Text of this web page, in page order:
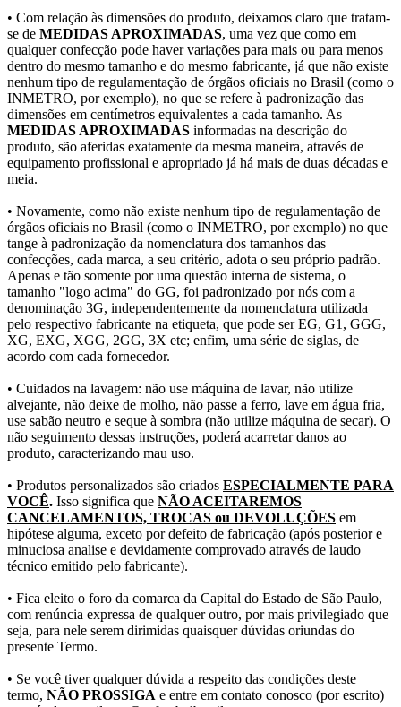
• Com relação às dimensões do produto, deixamos claro que tratam-
se de MEDIDAS APROXIMADAS, uma vez que como em
qualquer confecção pode haver variações para mais ou para menos
dentro do mesmo tamanho e do mesmo fabricante, já que não existe
nenhum tipo de regulamentação de órgãos oficiais no Brasil (como o
INMETRO, por exemplo), no que se refere à padronização das
dimensões em centímetros equivalentes a cada tamanho. As
MEDIDAS APROXIMADAS informadas na descrição do
produto, são aferidas exatamente da mesma maneira, através de
equipamento profissional e apropriado já há mais de duas décadas e
meia.
• Novamente, como não existe nenhum tipo de regulamentação de
órgãos oficiais no Brasil (como o INMETRO, por exemplo) no que
tange à padronização da nomenclatura dos tamanhos das
confecções, cada marca, a seu critério, adota o seu próprio padrão.
Apenas e tão somente por uma questão interna de sistema, o
tamanho "logo acima" do GG, foi padronizado por nós com a
denominação 3G, independentemente da nomenclatura utilizada
pelo respectivo fabricante na etiqueta, que pode ser EG, G1, GGG,
XG, EXG, XGG, 2GG, 3X etc; enfim, uma série de siglas, de
acordo com cada fornecedor.
• Cuidados na lavagem: não use máquina de lavar, não utilize
alvejante, não deixe de molho, não passe a ferro, lave em água fria,
use sabão neutro e seque à sombra (não utilize máquina de secar). O
não seguimento dessas instruções, poderá acarretar danos ao
produto, caracterizando mau uso.
• Produtos personalizados são criados ESPECIALMENTE PARA
VOCÊ. Isso significa que NÃO ACEITAREMOS
CANCELAMENTOS, TROCAS ou DEVOLUÇÕES em
hipótese alguma, exceto por defeito de fabricação (após posterior e
minuciosa analise e devidamente comprovado através de laudo
técnico emitido pelo fabricante).
• Fica eleito o foro da comarca da Capital do Estado de São Paulo,
com renúncia expressa de qualquer outro, por mais privilegiado que
seja, para nele serem dirimidas quaisquer dúvidas oriundas do
presente Termo.
• Se você tiver qualquer dúvida a respeito das condições deste
termo, NÃO PROSSIGA e entre em contato conosco (por escrito)